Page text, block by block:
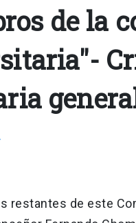
de la
restantes de este